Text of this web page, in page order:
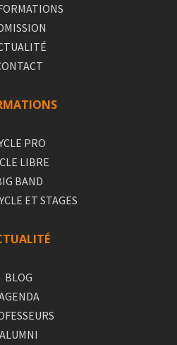
PRO
LIBRE
BAND
ET STAGES
BLOG
ALUMNI